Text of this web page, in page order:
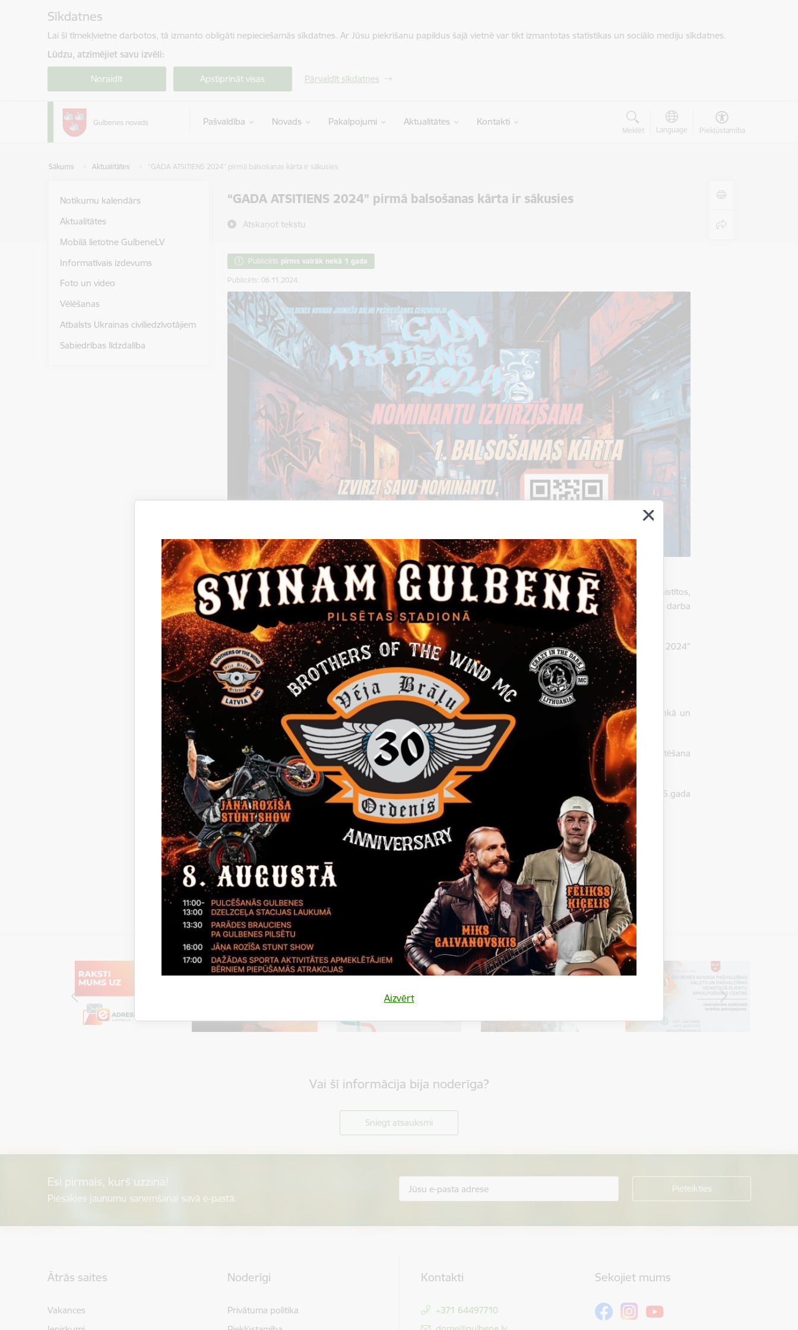
Sīkdatnes
Lai šī tīmekļvietne darbotos, tā izmanto obligāti nepieciešamās sīkdatnes. Ar Jūsu piekrišanu papildus šajā vietnē var tikt izmantotas statistikas un sociālo mediju sīkdatnes.
Lūdzu, atzīmējiet savu izvēli:
Noraidīt Apstiprināt visas Pārvaldīt sīkdatnes
Pašvaldība Novads Pakalpojumi Aktualitātes Kontakti
Meklēt Language Piekļūstamība
Sākums Aktualitātes “GADA ATSITIENS 2024” pirmā balsošanas kārta ir sākusies
“GADA ATSITIENS 2024” pirmā balsošanas kārta ir sākusies
Atskaņot tekstu
Aizvērt
Notikumu kalendārs
Aktualitātes
Mobilā lietotne GulbeneLV
Informatīvais izdevums
Foto un video
Vēlēšanas
Atbalsts Ukrainas civiliedzīvotājiem
Sabiedrības līdzdalība
Publicēts pirms vairāk nekā 1 gada
Publicēts: 06.11.2024.
Gulbenes novada jauniešu centrs “Bāze” vēlas godināt Gulbenes novada jauniešus un darbā ar jaunatni iesaistītos,
kuri ar savu attieksmi un darbību devuši ieguldījumu jauniešu dzīves kvalitātes uzlabošanā, brīvprātīgā darba
kustības attīstībā un jauniešu sabiedriskās līdzdalības veicināšanā!
TEV ir lieliska iespēja izteikt savu viedokli, aizpildot anketu un izvirzot nominantus deviņās “Gada atsitiens 2024”
nominācijās.
Aizpildīt anketu var elektroniski:https://ej.uz/GA_2024
Vai saņemot drukātās versijas anketu Gulbenes novada jauniešu centros – Gulbenē, Stradu pagastā, Rankā un
Lejasciemā.
1.balsošanas kārta norisināsies no 02.11.2024 līdz 03.12.2024. Kopumā būs divas balsošanas kārtas – anketēšana
un žūrijas vērtējums. Pēc to noslēguma tiks noteikts publisks balsojums
platformā.
Visbeidzot nominanti un uzvarētāji tiks godināti “Gada atsitiens 2024” pasākumā, kas norisināsies 2025.gada
18.janvārī.
Saistītas tēmas
Aktualitātes: Jaunatnes lietas
Vai šī informācija bija noderīga?
Sniegt atsauksmi
Esi pirmais, kurš uzzina!
Piesakies jaunumu saņemšanai savā e-pastā.
Ātrās saites
Vakances
Noderīgi
Privātuma politika
Kontakti
+371 64497710
E-pasts:
Sekojiet mums